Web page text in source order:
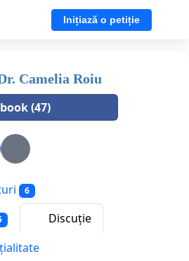
Inițiază o petiție
Camelia Roiu
(47)
6
Discuție